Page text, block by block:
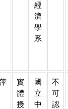
經
濟
學
系
實
體
授
國
立
中
不
可
認